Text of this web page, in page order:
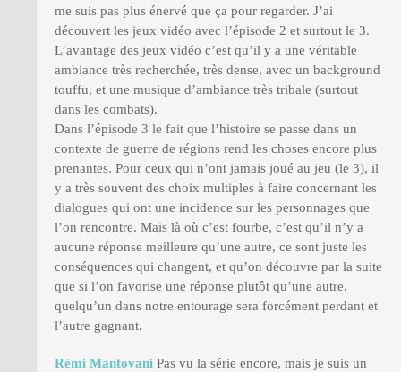
me suis pas plus énervé que ça pour regarder. J’ai
découvert les jeux vidéo avec l’épisode 2 et surtout le 3.
L’avantage des jeux vidéo c’est qu’il y a une véritable
ambiance très recherchée, très dense, avec un background
touffu, et une musique d’ambiance très tribale (surtout
dans les combats).
Dans l’épisode 3 le fait que l’histoire se passe dans un
contexte de guerre de régions rend les choses encore plus
prenantes. Pour ceux qui n’ont jamais joué au jeu (le 3), il
y a très souvent des choix multiples à faire concernant les
dialogues qui ont une incidence sur les personnages que
l’on rencontre. Mais là où c’est fourbe, c’est qu’il n’y a
aucune réponse meilleure qu’une autre, ce sont juste les
conséquences qui changent, et qu’on découvre par la suite
que si l’on favorise une réponse plutôt qu’une autre,
quelqu’un dans notre entourage sera forcément perdant et
l’autre gagnant.
Rémi Mantovani Pas vu la série encore, mais je suis un